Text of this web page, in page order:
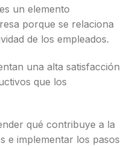
un elemento
porque se relaciona
de los empleados.
una alta satisfacción
que los
qué contribuye a la
e implementar los pasos